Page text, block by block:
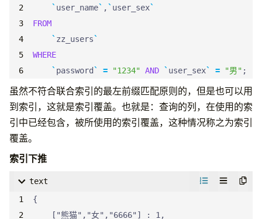
` user_name` ,` user_sex`
FROM
` zz_users`
WHERE
` password` = "1234" AND ` user_sex` = "男" ;
虽然不符合联合索引的最左前缀匹配原则的，但是也可以用
到索引，这就是索引覆盖。也就是：查询的列，在使用的索
引中已经包含，被所使用的索引覆盖，这种情况称之为索引
覆盖。
索引下推
text